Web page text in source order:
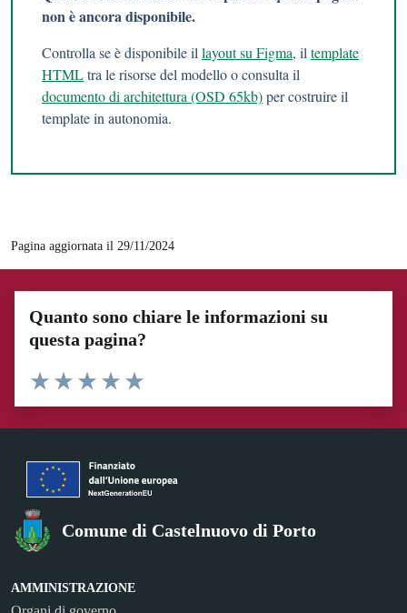
non è ancora disponibile.
Controlla se è disponibile il layout su Figma, il template
HTMLtra le risorse del modello o consulta il
documento di architettura (OSD 65kb)per costruire il
template in autonomia.
Pagina aggiornata il 29/11/2024
Quanto sono chiare le informazioni su
questa pagina?
Comune di Castelnuovo di Porto
AMMINISTRAZIONE